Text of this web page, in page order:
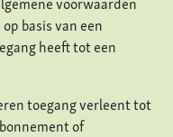
voorwaarden
basis van een
heeft tot een
toegang verleent tot
of